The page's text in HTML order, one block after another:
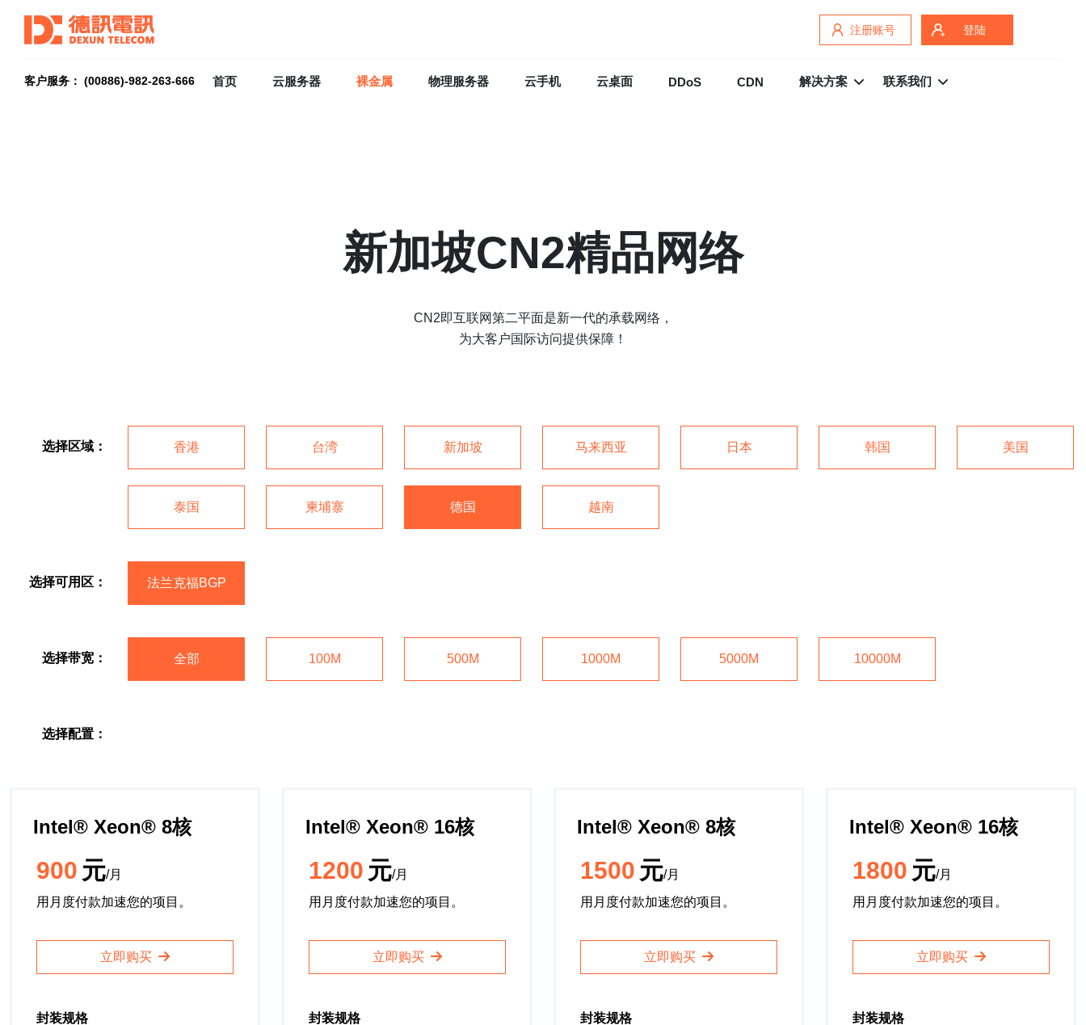
Warning: Undefined array key "德国" in
注册账号 登陆
客户服务： (00886)-982-263-666 首页 云服务器 裸金属 物理服务器 云手机 云桌面 DDoS CDN 解决方案 联系我们
新加坡CN2精品网络
CN2即互联网第二平面是新一代的承载网络，
为大客户国际访问提供保障！
选择区域： 香港 台湾 新加坡 马来西亚 日本 韩国 美国
泰国 柬埔寨 德国 越南
选择可用区： 法兰克福BGP
选择带宽： 全部 100M 500M 1000M 5000M 10000M
选择配置：
Intel®️ Xeon®️ 8核
900 元/月
用月度付款加速您的项目。
立即购买
封装规格
Intel®️ Xeon®️ 16核
1200 元/月
用月度付款加速您的项目。
立即购买
封装规格
Intel®️ Xeon®️ 8核
1500 元/月
用月度付款加速您的项目。
立即购买
封装规格
Intel®️ Xeon®️ 16核
1800 元/月
用月度付款加速您的项目。
立即购买
封装规格